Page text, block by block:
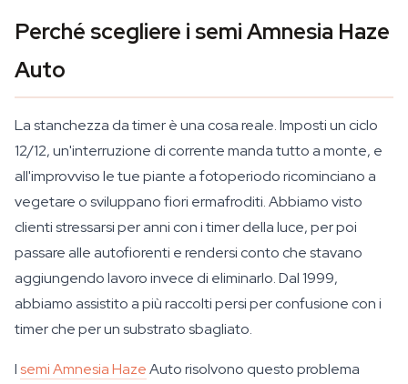
Perché scegliere i semi Amnesia Haze
Auto
La stanchezza da timer è una cosa reale. Imposti un ciclo
12/12, un'interruzione di corrente manda tutto a monte, e
all'improvviso le tue piante a fotoperiodo ricominciano a
vegetare o sviluppano fiori ermafroditi. Abbiamo visto
clienti stressarsi per anni con i timer della luce, per poi
passare alle autofiorenti e rendersi conto che stavano
aggiungendo lavoro invece di eliminarlo. Dal 1999,
abbiamo assistito a più raccolti persi per confusione con i
timer che per un substrato sbagliato.
Isemi Amnesia HazeAuto risolvono questo problema